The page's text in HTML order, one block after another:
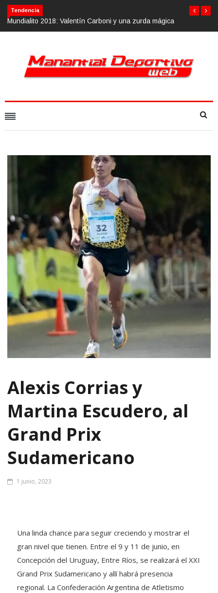
Tendencia
mágicaCalvario Race 2018, 10 de noviembre
Alexis Corrias y
Martina Escudero, al
Grand Prix
Sudamericano
1 junio, 2023
Una linda chance para seguir creciendo y mostrar el
gran nivel que tienen. Entre el 9 y 11 de junio, en
Concepción del Uruguay, Entre Ríos, se realizará el XXI
Grand Prix Sudamericano y allí habrá presencia
regional. La Confederación Argentina de Atletismo